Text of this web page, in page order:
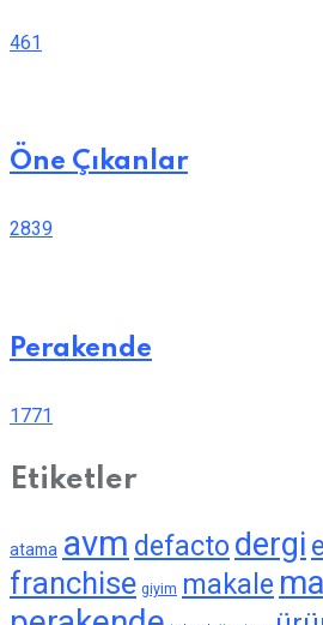
461
Öne Çıkanlar
2839
Perakende
1771
Etiketler
atama avm defacto dergi
franchise giyim makale